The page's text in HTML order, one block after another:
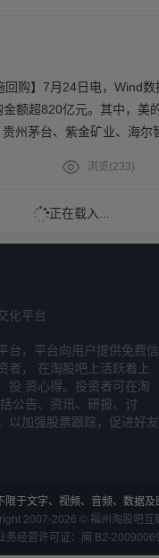
回购】7月24日电，Wind
额超820亿元。其中，美
州茅台、紫金矿业、海尔
浏览(233)
正在载入...
化平台
台，平台向用户提供免费信
者， 在淘股吧上活跃着上
投 资心得。投资者可在淘
公告、资讯、研报、讨
以加强股票跟踪，促进好友
于文字、视频、音频、数据
2007-2026 © 福州淘股吧互
务经营许可证：闽 B2-